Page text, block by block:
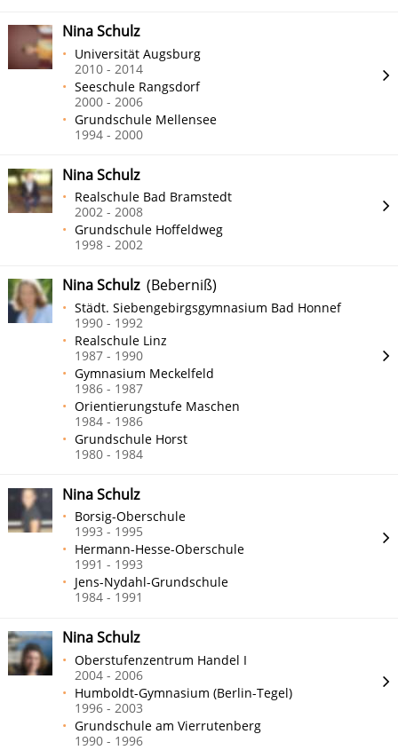
Nina Schulz
Universität Augsburg
2010 - 2014
Seeschule Rangsdorf
2000 - 2006
Grundschule Mellensee
1994 - 2000
Nina Schulz
Realschule Bad Bramstedt
2002 - 2008
Grundschule Hoffeldweg
1998 - 2002
Nina Schulz(Beberniß)
Städt. Siebengebirgsgymnasium Bad Honnef
1990 - 1992
Realschule Linz
1987 - 1990
Gymnasium Meckelfeld
1986 - 1987
Orientierungstufe Maschen
1984 - 1986
Grundschule Horst
1980 - 1984
Nina Schulz
Borsig-Oberschule
1993 - 1995
Hermann-Hesse-Oberschule
1991 - 1993
Jens-Nydahl-Grundschule
1984 - 1991
Nina Schulz
Oberstufenzentrum Handel I
2004 - 2006
Humboldt-Gymnasium (Berlin-Tegel)
1996 - 2003
Grundschule am Vierrutenberg
1990 - 1996